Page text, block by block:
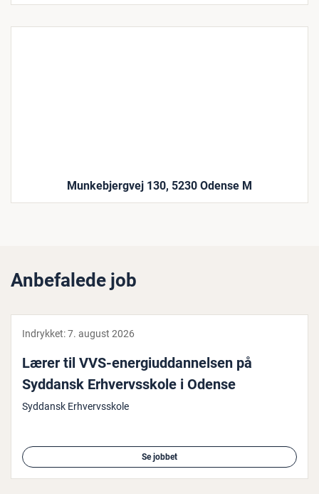
Munkebjergvej 130, 5230 Odense M
Anbefalede job
Indrykket:7. august 2026
Lærer til VVS-ener­gi­ud­dan­nel­sen på
Syddansk Er­hvervs­sko­le i Odense
Syddansk Erhvervsskole
Se jobbet